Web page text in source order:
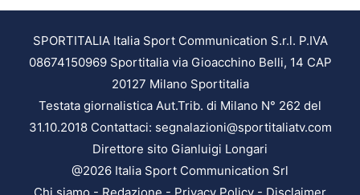
SPORTITALIA Italia Sport Communication S.r.l. P.IVA
08674150969 Sportitalia via Gioacchino Belli, 14 CAP
20127 Milano Sportitalia
Testata giornalistica Aut.Trib. di Milano N° 262 del
31.10.2018 Contattaci: segnalazioni@sportitaliatv.com
Direttore sito Gianluigi Longari
@2026 Italia Sport Communication Srl
Chi siamo - Redazione - Privacy Policy - Disclaimer